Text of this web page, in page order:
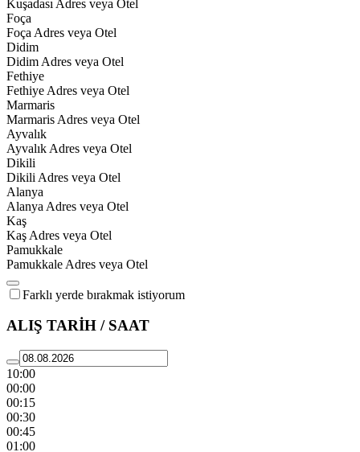
Kuşadası Adres veya Otel
Foça
Foça Adres veya Otel
Didim
Didim Adres veya Otel
Fethiye
Fethiye Adres veya Otel
Marmaris
Marmaris Adres veya Otel
Ayvalık
Ayvalık Adres veya Otel
Dikili
Dikili Adres veya Otel
Alanya
Alanya Adres veya Otel
Kaş
Kaş Adres veya Otel
Pamukkale
Pamukkale Adres veya Otel
Farklı yerde bırakmak istiyorum
ALIŞ TARİH / SAAT
10:00
00:00
00:15
00:30
00:45
01:00